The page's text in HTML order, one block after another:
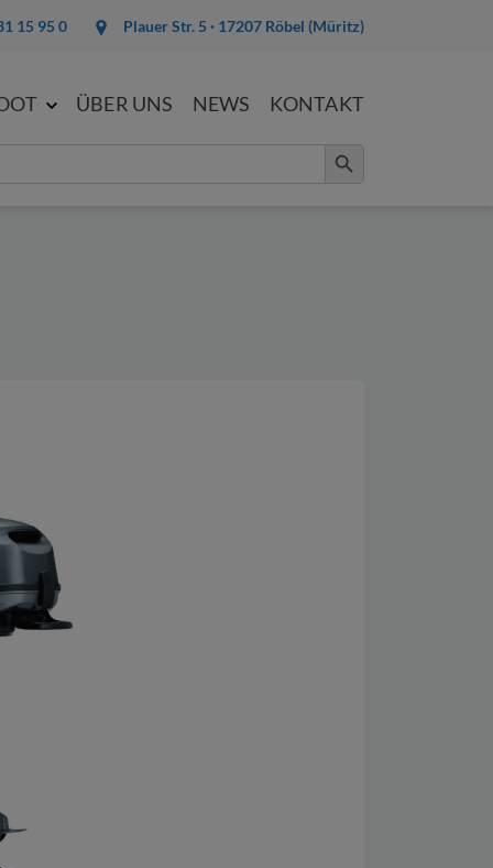
15 95 0 Plauer Str. 5 · 17207 Röbel (Müritz)
ÜBER UNS NEWS KONTAKT
Search Button